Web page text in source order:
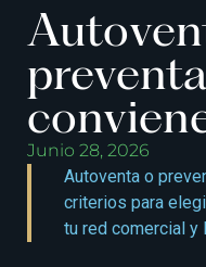
Junio 28, 2026
Autoventa o
criterios para
tu red comercial y